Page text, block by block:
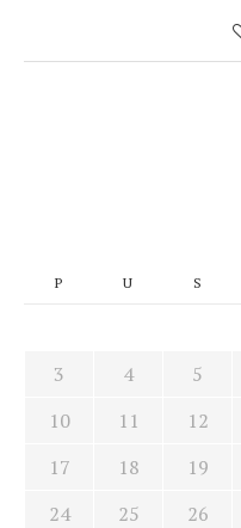
P U S
3
4 5
10
11 12
17
18 19
24
25 26